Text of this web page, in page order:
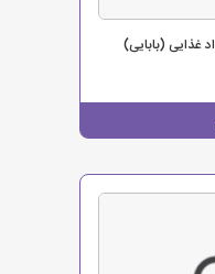
غذایی (بابایی)